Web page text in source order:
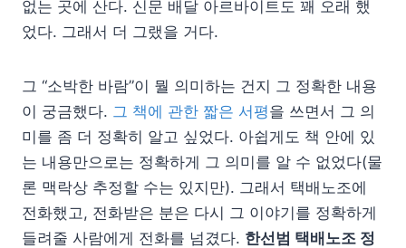
없는 곳에 산다. 신문 배달 아르바이트도 꽤 오래 했
었다. 그래서 더 그랬을 거다.
그 “소박한 바람”이 뭘 의미하는 건지 그 정확한 내용
이 궁금했다. 그 책에 관한 짧은 서평을 쓰면서 그 의
미를 좀 더 정확히 알고 싶었다. 아쉽게도 책 안에 있
는 내용만으로는 정확하게 그 의미를 알 수 없었다(물
론 맥락상 추정할 수는 있지만). 그래서 택배노조에
전화했고, 전화받은 분은 다시 그 이야기를 정확하게
들려줄 사람에게 전화를 넘겼다. 한선범 택배노조 정